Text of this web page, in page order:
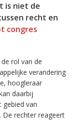
is niet de
recht en
congres
rol van de
verandering
hoogleraar
daarbij
gebied van
rechter reageert